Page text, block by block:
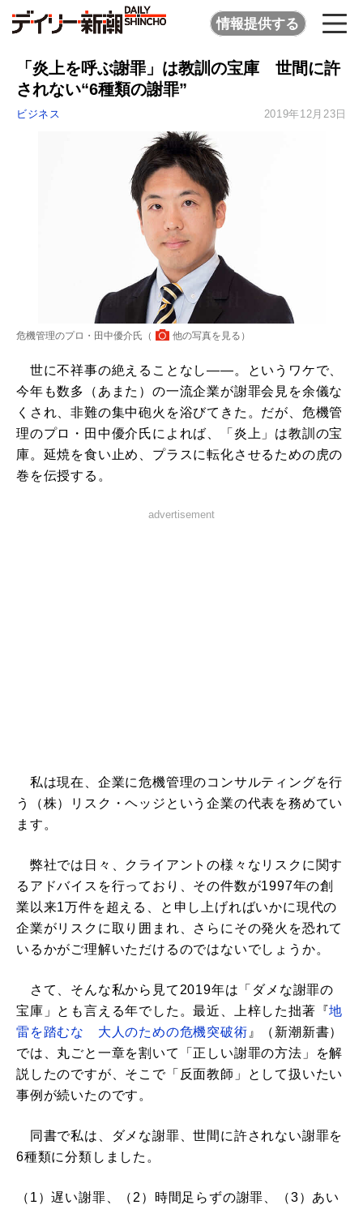
情報提供する
「炎上を呼ぶ謝罪」は教訓の宝庫 世間に許
されない“6種類の謝罪”
ビジネス 2019年12月23日
危機管理のプロ・田中優介氏（ 他の写真を見る ）
世に不祥事の絶えることなし――。というワケで、
今年も数多（あまた）の一流企業が謝罪会見を余儀な
くされ、非難の集中砲火を浴びてきた。だが、危機管
理のプロ・田中優介氏によれば、「炎上」は教訓の宝
庫。延焼を食い止め、プラスに転化させるための虎の
巻を伝授する。
advertisement
私は現在、企業に危機管理のコンサルティングを行
う（株）リスク・ヘッジという企業の代表を務めてい
ます。
弊社では日々、クライアントの様々なリスクに関す
るアドバイスを行っており、その件数が1997年の創
業以来1万件を超える、と申し上げればいかに現代の
企業がリスクに取り囲まれ、さらにその発火を恐れて
いるかがご理解いただけるのではないでしょうか。
さて、そんな私から見て2019年は「ダメな謝罪の
宝庫」とも言える年でした。最近、上梓した拙著『地
雷を踏むな 大人のための危機突破術 』（新潮新書）
では、丸ごと一章を割いて「正しい謝罪の方法」を解
説したのですが、そこで「反面教師」として扱いたい
事例が続いたのです。
同書で私は、ダメな謝罪、世間に許されない謝罪を
6種類に分類しました。
（1）遅い謝罪、（2）時間足らずの謝罪、（3）あい